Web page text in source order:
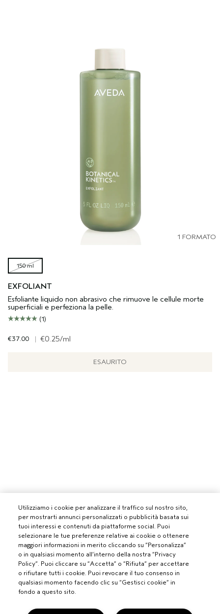
1 FORMATO
150 ml
EXFOLIANT
Esfoliante liquido non abrasivo che rimuove le cellule morte
superficiali e perfeziona la pelle.
(1)
€37.00 | €0.25/ml
ESAURITO
PROFESSIONISTI
Utilizziamo i cookie per analizzare il traffico sul nostro sito,
per mostrarti annunci personalizzati o pubblicità basata sui
tuoi interessi e contenuti da piattaforme social. Puoi
selezionare le tue preferenze relative ai cookie o ottenere
maggiori informazioni in merito cliccando su “Personalizza”
o in qualsiasi momento all’interno della nostra “Privacy
Policy”. Puoi cliccare su “Accetta” o “Rifiuta” per accettare
o rifiutare tutti i cookie. Puoi revocare il tuo consenso in
qualsiasi momento facendo clic su “Gestisci cookie” in
fondo a questo sito.